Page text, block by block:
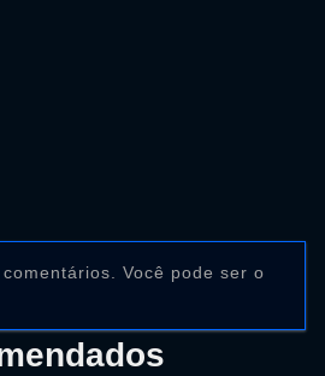
Você pode ser o